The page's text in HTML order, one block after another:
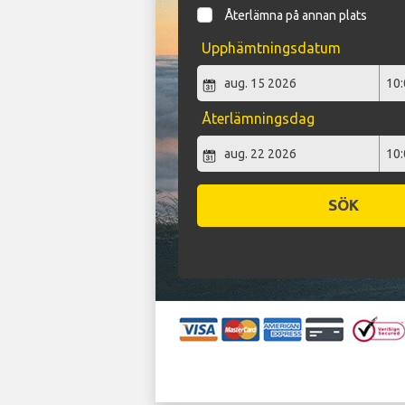
Återlämna på annan plats
Upphämtningsdatum
Återlämningsdag
SÖK